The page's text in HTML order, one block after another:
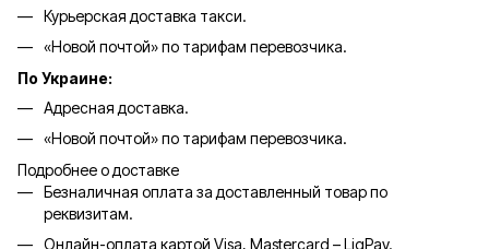
Курьерская доставка такси.
«Новой почтой» по тарифам перевозчика.
По Украине:
Адресная доставка.
«Новой почтой» по тарифам перевозчика.
Подробнее о доставке
Безналичная оплата за доставленный товар по
реквизитам.
Онлайн-оплата картой Visa, Mastercard – LiqPay.